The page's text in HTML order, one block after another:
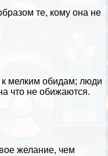
те, кому она не
мелким обидам; люди
что не обижаются.
желание, чем